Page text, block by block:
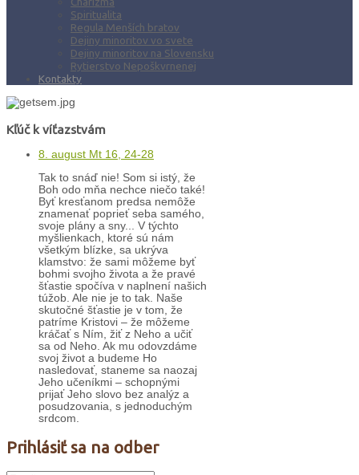
Spiritualita
Regula Menších bratov
Dejiny minoritov vo svete
Dejiny minoritov na Slovensku
Rytierstvo Nepoškvrnenej
Kontakty
Kľúč k víťazstvám
8. august Mt 16, 24-28
Tak to snáď nie! Som si istý, že
Boh odo mňa nechce niečo také!
Byť kresťanom predsa nemôže
znamenať poprieť seba samého,
svoje plány a sny... V týchto
myšlienkach, ktoré sú nám
všetkým blízke, sa ukrýva
klamstvo: že sami môžeme byť
bohmi svojho života a že pravé
šťastie spočíva v naplnení našich
túžob. Ale nie je to tak. Naše
skutočné šťastie je v tom, že
patríme Kristovi – že môžeme
kráčať s Ním, žiť z Neho a učiť
sa od Neho. Ak mu odovzdáme
svoj život a budeme Ho
nasledovať, staneme sa naozaj
Jeho učeníkmi – schopnými
prijať Jeho slovo bez analýz a
posudzovania, s jednoduchým
srdcom.
Prihlásiť sa na odber